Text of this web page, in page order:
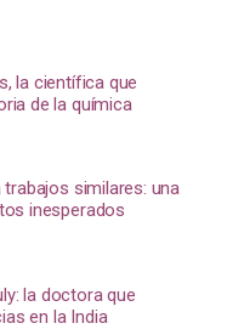
la científica que
de la química
trabajos similares: una
inesperados
la doctora que
en la India